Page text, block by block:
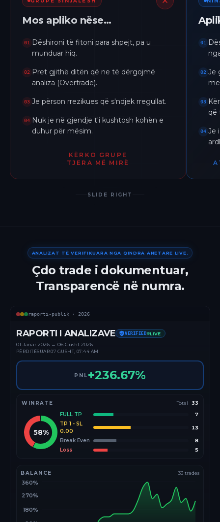
Mos apliko nëse…
01
Dëshironi të fitoni para shpejt, pa u
munduar hiq.
02
Pret gjithë ditën që ne të dërgojmë
analiza (Overtrade).
03 Je përson rrezikues që s'ndjek rregullat.
04 Nuk je në gjendje t'i kushtosh kohën e
duhur për mësim.
KËRKO GRUPE
TJERA MË MIRË
01
02 Je
03
që
04 Je
SLIDE RIGHT
ANALIZAT TË VERIFIKUARA NGA QINDRA ANETARE LIVE.
Çdo trade i dokumentuar,
Transparencë në numra.
raporti-publik · 2026
RAPORTI I ANALIZAVE VERIFIED LIVE
01 Janar 2026 → 06 Gusht 2026
PËRDITËSUAR07 GUSHT, 07:44 AM
PNL +236.67%
WINRATE Total 33
58%
FULL TP
7
TP 1 - SL
0.00
13
Break Even
8
Loss
5
BALANCE 33 trades
180%
270%
360%